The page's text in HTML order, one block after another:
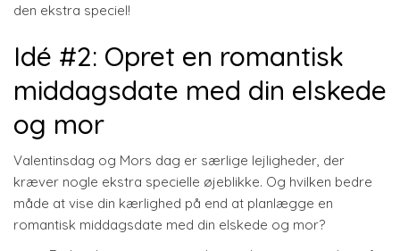
den ekstra speciel!
Idé #2: Opret en romantisk
middagsdate med din elskede
og mor
Valentinsdag og Mors dag er særlige lejligheder, der
kræver nogle ekstra specielle øjeblikke. Og hvilken bedre
måde at vise din kærlighed på end at planlægge en
romantisk middagsdate med din elskede og mor?